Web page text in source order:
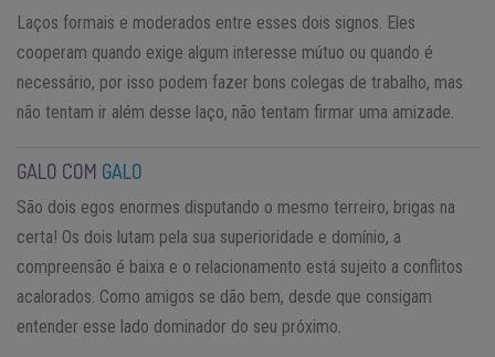
Laços formais e moderados entre esses dois signos. Eles
cooperam quando exige algum interesse mútuo ou quando é
necessário, por isso podem fazer bons colegas de trabalho, mas
não tentam ir além desse laço, não tentam firmar uma amizade.
GALO COM GALO
São dois egos enormes disputando o mesmo terreiro, brigas na
certa! Os dois lutam pela sua superioridade e domínio, a
compreensão é baixa e o relacionamento está sujeito a conflitos
acalorados. Como amigos se dão bem, desde que consigam
entender esse lado dominador do seu próximo.